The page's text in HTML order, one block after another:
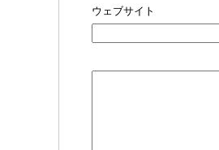
ウェブサイト